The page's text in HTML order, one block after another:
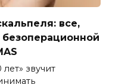
все,
звучит